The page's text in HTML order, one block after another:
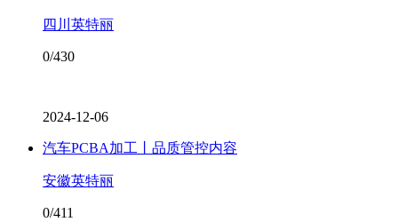
四川英特丽
0/430
2024-12-06
汽车PCBA加工丨品质管控内容
安徽英特丽
0/411